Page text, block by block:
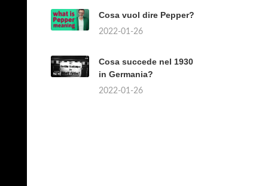
Cosa vuol dire Pepper?
2022-01-26
Cosa succede nel 1930
in Germania?
2022-01-26